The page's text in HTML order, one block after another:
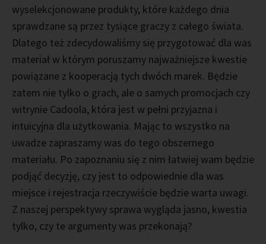
wyselekcjonowane produkty, które każdego dnia
sprawdzane są przez tysiące graczy z całego świata.
Dlatego też zdecydowaliśmy się przygotować dla was
materiał w którym poruszamy najważniejsze kwestie
powiązane z kooperacją tych dwóch marek. Będzie
zatem nie tylko o grach, ale o samych promocjach czy
witrynie Cadoola, która jest w pełni przyjazna i
intuicyjna dla użytkowania. Mając to wszystko na
uwadze zapraszamy was do tego obszernego
materiału. Po zapoznaniu się z nim łatwiej wam będzie
podjąć decyzję, czy jest to odpowiednie dla was
miejsce i rejestracja rzeczywiście będzie warta uwagi.
Z naszej perspektywy sprawa wygląda jasno, kwestia
tylko, czy te argumenty was przekonają?